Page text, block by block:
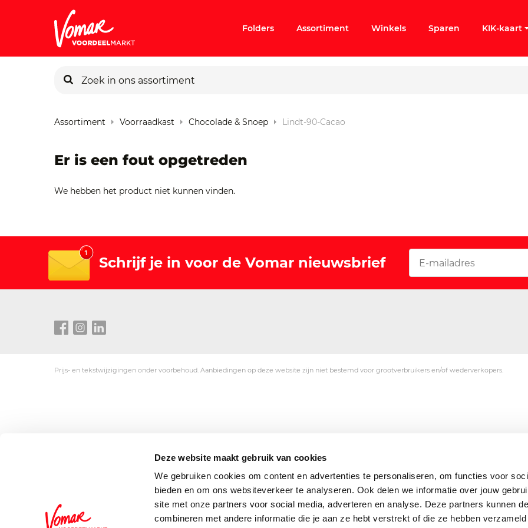
Deze website maakt gebruik van cookies
We gebruiken cookies om content en advertenties te personaliseren, om functies voor
bieden en om ons websiteverkeer te analyseren. Ook delen we informatie over jouw
site met onze partners voor social media, adverteren en analyse. Deze partners kunnen
combineren met andere informatie die je aan ze hebt verstrekt of die ze hebben
Pincode vergeten
Folders Assortiment Winkels Sparen KIK-kaart
Assortiment Voorraadkast Chocolade & Snoep Lindt-90-Cacao
Er is een fout opgetreden
We hebben het product niet kunnen vinden.
Schrijf je in voor de Vomar nieuwsbrief
Prijs- en tekstwijzigingen onder voorbehoud. Aanbiedingen op deze website zijn niet bestemd voor grootverbruikers en/of wederverkopers.